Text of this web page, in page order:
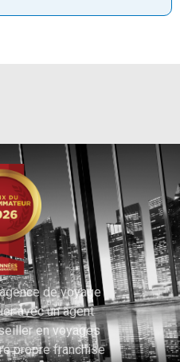
de voyage
avec un agent
en voyages
propre franchise